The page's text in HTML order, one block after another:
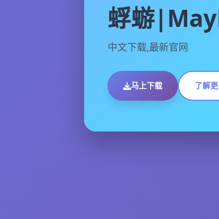
蜉蝣
中文下载,最新官网
马上下载 了解